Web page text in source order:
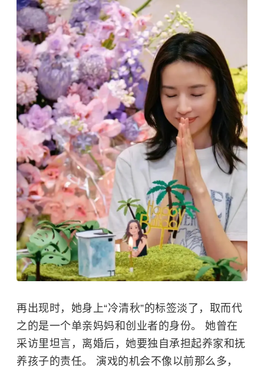
再出现时，她身上“冷清秋”的标签淡了，取而代
之的是一个单亲妈妈和创业者的身份。 她曾在
采访里坦言，离婚后，她要独自承担起养家和抚
养孩子的责任。 演戏的机会不像以前那么多，